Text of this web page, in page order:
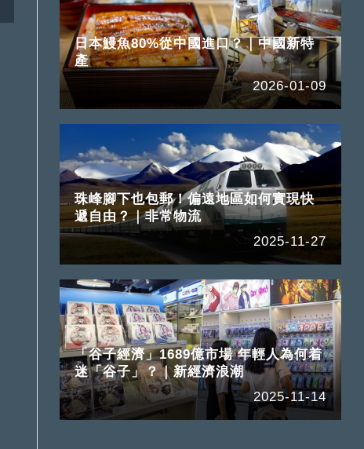
日本鰻魚80%從中國進口？｜中國新特
產
2026-01-09
珠峰腳下也包郵！偏遠地區如何實現快
遞自由？｜非常物流
2025-11-27
「谷子經濟」1689億市場 年輕人為何着
迷「谷子」？｜新經濟浪潮
2025-11-14